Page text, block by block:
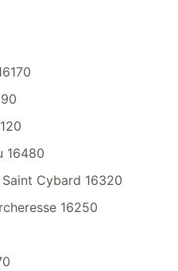
16480
Cybard 16320
16250